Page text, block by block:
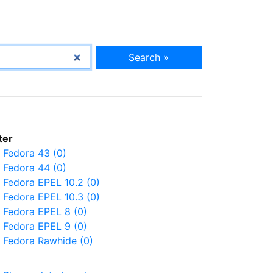
Search »
Fedora 43 (0)
Fedora 44 (0)
Fedora EPEL 10.2 (0)
Fedora EPEL 10.3 (0)
Fedora EPEL 8 (0)
Fedora EPEL 9 (0)
Fedora Rawhide (0)